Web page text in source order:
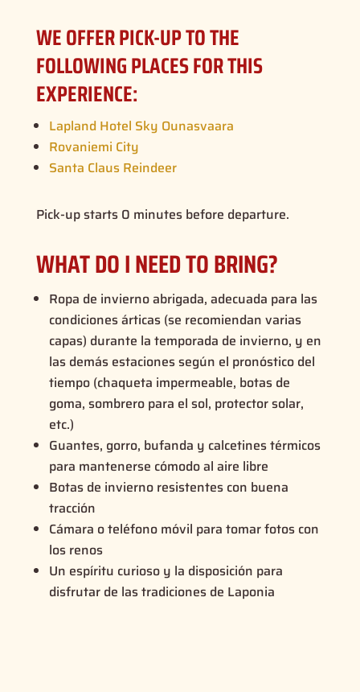
WE OFFER PICK-UP TO THE
FOLLOWING PLACES FOR THIS
EXPERIENCE:
Lapland Hotel Sky Ounasvaara
Rovaniemi City
Santa Claus Reindeer
Pick-up starts 0 minutes before departure.
WHAT DO I NEED TO BRING?
Ropa de invierno abrigada, adecuada para las
condiciones árticas (se recomiendan varias
capas) durante la temporada de invierno, y en
las demás estaciones según el pronóstico del
tiempo (chaqueta impermeable, botas de
goma, sombrero para el sol, protector solar,
etc.)
Guantes, gorro, bufanda y calcetines térmicos
para mantenerse cómodo al aire libre
Botas de invierno resistentes con buena
tracción
Cámara o teléfono móvil para tomar fotos con
los renos
Un espíritu curioso y la disposición para
disfrutar de las tradiciones de Laponia